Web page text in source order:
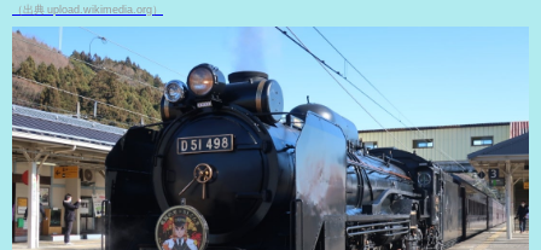
（出典 upload.wikimedia.org）